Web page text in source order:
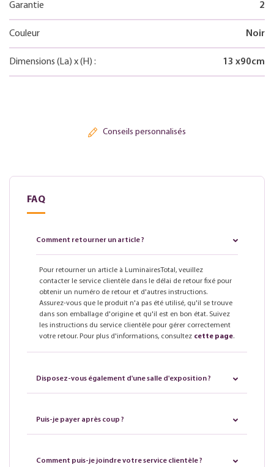
Garantie 2
Couleur Noir
Dimensions (La) x(H) : 13 x90cm
Conseils personnalisés
FAQ
Comment retourner un article ?
Pour retourner un article à LuminairesTotal, veuillez
contacter le service clientèle dans le délai de retour fixé pour
obtenir un numéro de retour et d'autres instructions.
Assurez-vous que le produit n'a pas été utilisé, qu'il se trouve
dans son emballage d'origine et qu'il est en bon état. Suivez
les instructions du service clientèle pour gérer correctement
votre retour. Pour plus d'informations, consultez cette page.
Disposez-vous également d'une salle d'exposition ?
Puis-je payer après coup ?
Comment puis-je joindre votre service clientèle ?